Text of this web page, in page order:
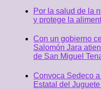
Por la salud de la
y protege la
Con un gobierno
Salomón Jara
de San Miguel
Convoca Sedeco
Estatal del